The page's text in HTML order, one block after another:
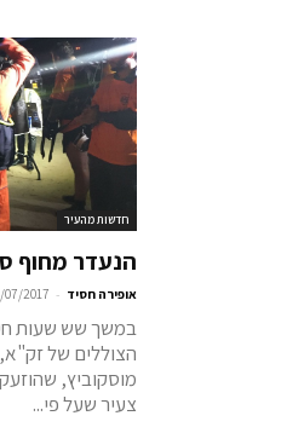
חדשות מהעיר
הנעדר מחוף
אופירה חסיד -
07/2017
במשך שש שעות
הצוללים של
מוסקוביץ,
צעיר שעל פי...